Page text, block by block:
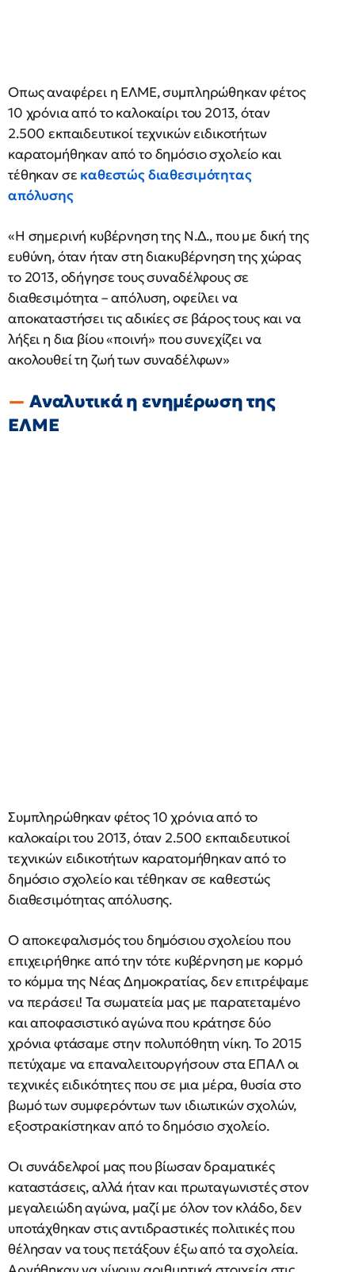
Οπως αναφέρει η ΕΛΜΕ, συμπληρώθηκαν φέτος
10 χρόνια από το καλοκαίρι του 2013, όταν
2.500 εκπαιδευτικοί τεχνικών ειδικοτήτων
καρατομήθηκαν από το δημόσιο σχολείο και
τέθηκαν σε καθεστώς διαθεσιμότητας
απόλυσης
«Η σημερινή κυβέρνηση της Ν.Δ., που με δική της
ευθύνη, όταν ήταν στη διακυβέρνηση της χώρας
το 2013, οδήγησε τους συναδέλφους σε
διαθεσιμότητα – απόλυση, οφείλει να
αποκαταστήσει τις αδικίες σε βάρος τους και να
λήξει η δια βίου «ποινή» που συνεχίζει να
ακολουθεί τη ζωή των συναδέλφων»
Αναλυτικά η ενημέρωση της
ΕΛΜΕ
Συμπληρώθηκαν φέτος 10 χρόνια από το
καλοκαίρι του 2013, όταν 2.500 εκπαιδευτικοί
τεχνικών ειδικοτήτων καρατομήθηκαν από το
δημόσιο σχολείο και τέθηκαν σε καθεστώς
διαθεσιμότητας απόλυσης.
Ο αποκεφαλισμός του δημόσιου σχολείου που
επιχειρήθηκε από την τότε κυβέρνηση με κορμό
το κόμμα της Νέας Δημοκρατίας, δεν επιτρέψαμε
να περάσει! Τα σωματεία μας με παρατεταμένο
και αποφασιστικό αγώνα που κράτησε δύο
χρόνια φτάσαμε στην πολυπόθητη νίκη. Το 2015
πετύχαμε να επαναλειτουργήσουν στα ΕΠΑΛ οι
τεχνικές ειδικότητες που σε μια μέρα, θυσία στο
βωμό των συμφερόντων των ιδιωτικών σχολών,
εξοστρακίστηκαν από το δημόσιο σχολείο.
Οι συνάδελφοί μας που βίωσαν δραματικές
καταστάσεις, αλλά ήταν και πρωταγωνιστές στον
μεγαλειώδη αγώνα, μαζί με όλον τον κλάδο, δεν
υποτάχθηκαν στις αντιδραστικές πολιτικές που
θέλησαν να τους πετάξουν έξω από τα σχολεία.